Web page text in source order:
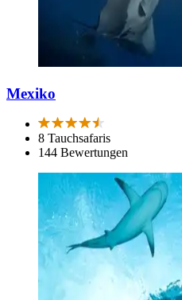
Mexiko
8 Tauchsafaris
144 Bewertungen